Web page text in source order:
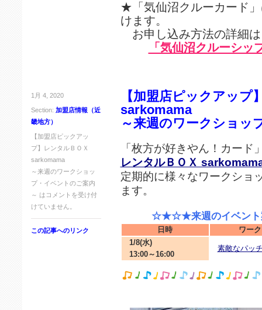
★「気仙沼クルーカード
けます。
お申し込み方法の詳細
「気仙沼クルーシッ
1月 4, 2020
Section: 加盟店情報（近
畿地方）
【加盟店ピックアッ
プ】レンタルＢＯＸ
sarkomama
～来週のワークショッ
プ・イベントのご案内
～ は コメントを受け付
けていません。
この記事へのリンク
【加盟店ピックアップ
sarkomama
～来週のワークショッ
「枚方が好きやん！カード
レンタルＢＯＸ
定期的に様々なワークショ
ます。
☆★☆★来週のイベン
日時
ワー
1/8(水)
13:00～16:00
素敵なパッ